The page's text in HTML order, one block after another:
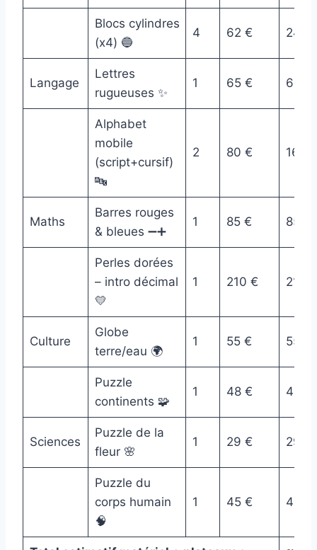
Blocs cylindres
(x4) 🔵
4 62 € 248
Langage
Lettres
rugueuses ✨
1 65 € 65 €
Alphabet
mobile
(script+cursif)
🔤
2 80 € 160
Maths
Barres rouges
& bleues ➖➕
1 85 € 85 €
Perles dorées
– intro décimal
💛
1 210 € 210 €
Culture
Globe
terre/eau 🌍
1 55 € 55 €
Puzzle
continents 🧩
1 48 € 48 €
Sciences
Puzzle de la
fleur 🌸
1 29 € 29 €
Puzzle du
corps humain
🧠
1 45 € 45 €